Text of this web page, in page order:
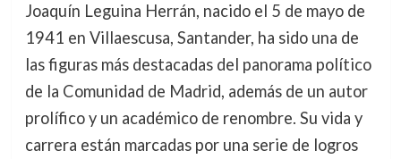
Joaquín Leguina Herrán, nacido el 5 de mayo de
1941 en Villaescusa, Santander, ha sido una de
las figuras más destacadas del panorama político
de la Comunidad de Madrid, además de un autor
prolífico y un académico de renombre. Su vida y
carrera están marcadas por una serie de logros